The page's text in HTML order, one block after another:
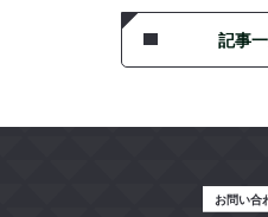
記事
お問い合